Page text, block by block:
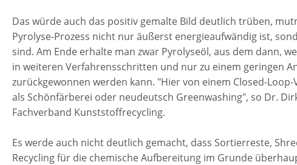
Das würde auch das positiv gemalte Bild deutlich trüben,
Pyrolyse-Prozess nicht nur äußerst energieaufwändig ist,
sind. Am Ende erhalte man zwar Pyrolyseöl, aus dem dann,
in weiteren Verfahrensschritten und nur zu einem geringen
zurückgewonnen werden kann. "Hier von einem Closed-
als Schönfärberei oder neudeutsch Greenwashing", so Dr.
Fachverband Kunststoffrecycling.
Es werde auch nicht deutlich gemacht, dass Sortierreste,
Recycling für die chemische Aufbereitung im Grunde